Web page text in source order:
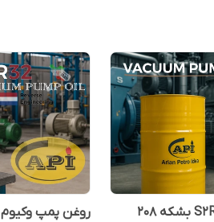
روغن پمپ وکیوم S2R68 بشکه 208
روغن پمپ وکیوم S2R32 بیست لیتری